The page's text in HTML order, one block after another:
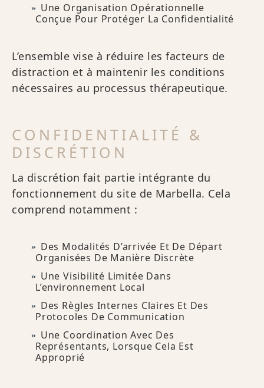
Une Organisation Opérationnelle
Conçue Pour Protéger La Confidentialité
L’ensemble vise à réduire les facteurs de
distraction et à maintenir les conditions
nécessaires au processus thérapeutique.
CONFIDENTIALITÉ &
DISCRÉTION
La discrétion fait partie intégrante du
fonctionnement du site de Marbella. Cela
comprend notamment :
Des Modalités D’arrivée Et De Départ
Organisées De Manière Discrète
Une Visibilité Limitée Dans
L’environnement Local
Des Règles Internes Claires Et Des
Protocoles De Communication
Une Coordination Avec Des
Représentants, Lorsque Cela Est
Approprié